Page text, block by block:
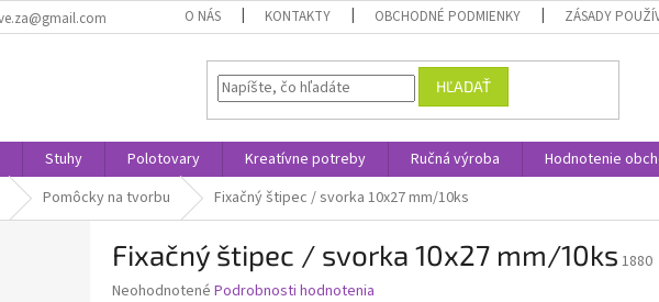
O NÁS KONTAKTY OBCHODNÉ PODMIENKY ZÁSADY
HĽADAŤ
Stuhy Polotovary Kreatívne potreby Ručná výroba Hodnotenie
Pomôcky na tvorbu Fixačný štipec / svorka 10x27 mm/10ks
Fixačný štipec / svorka 10x27 mm/10ks 1880
Priemerné
Neohodnotené Podrobnosti hodnotenia